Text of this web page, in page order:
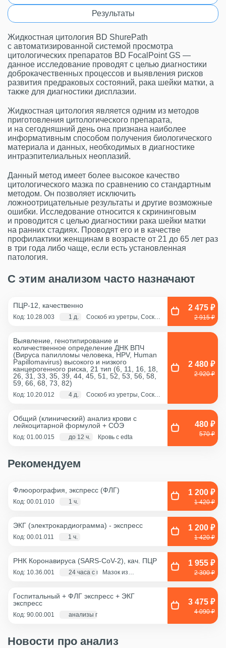
Результаты
Жидкостная цитология BD ShurePath
с автоматизированной системой просмотра
цитологических препаратов BD FocalPoint GS —
данное исследование проводят с целью диагностики
доброкачественных процессов и выявления рисков
развития предраковых состояний, рака шейки матки, а
также для диагностики дисплазии.
Жидкостная цитология является одним из методов
приготовления цитологического препарата,
и на сегодняшний день она признана наиболее
информативным способом получения биологического
материала и данных, необходимых в диагностике
интраэпителиальных неоплазий.
Данный метод имеет более высокое качество
цитологического мазка по сравнению со стандартным
методом. Он позволяет исключить
ложноотрицательные результаты и другие возможные
ошибки. Исследование относится к скрининговым
и проводится с целью диагностики рака шейки матки
на ранних стадиях. Проводят его и в качестве
профилактики женщинам в возрасте от 21 до 65 лет раз
в три года либо чаще, если есть установленная
патология.
С этим анализом часто назначают
ПЦР-12, качественно
Код: 10.28.003 1 д.
Соскоб из уретры, Соскоб
канал+влагалище),
Соскоб из влагалища
2 475 ₽
2 915 ₽
Выявление, генотипирование и
количественное определение ДНК ВПЧ
(Вируса папилломы человека, HPV, Human
Papillomavirus) высокого и низкого
канцерогенного риска, 21 тип (6, 11, 16, 18,
26, 31, 33, 35, 39, 44, 45, 51, 52, 53, 56, 58,
59, 66, 68, 73, 82)
Код: 10.20.012 4 д.
Соскоб из уретры, Соскоб
канал+влагалище)
2 480 ₽
2 920 ₽
Общий (клинический) анализ крови с
лейкоцитарной формулой + COЭ
Код: 01.00.015 до 12 ч. Кровь с edta
480 ₽
570 ₽
Рекомендуем
Флюорография, экспресс (ФЛГ)
Код: 00.01.010 1 ч.
1 200 ₽
1 420 ₽
ЭКГ (электрокардиограмма) - экспресс
Код: 00.01.011 1 ч.
1 200 ₽
1 420 ₽
РНК Коронавируса (SARS-CoV-2), кач. ПЦР
Код: 10.36.001 24 часа с момента взятия биоматериала
Мазок из
1 955 ₽
2 300 ₽
Госпитальный + ФЛГ экспресс + ЭКГ
экспресс
Код: 90.00.001 анализы по крови - 1 д., экг и флг - 1 час
3 475 ₽
4 090 ₽
Новости про анализ